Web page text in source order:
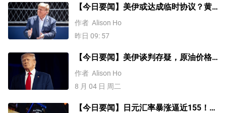
【今日要闻】美伊或达成临时协议？黄
金三连涨，美国ADP就业数据来袭
作者 Alison Ho
昨日 09: 57
【今日要闻】美伊谈判存疑，原油价格
上涨，铜价突破1.4万美元
作者 Alison Ho
8 月 04 日 周二
【今日要闻】日元汇率暴涨逼近155！美